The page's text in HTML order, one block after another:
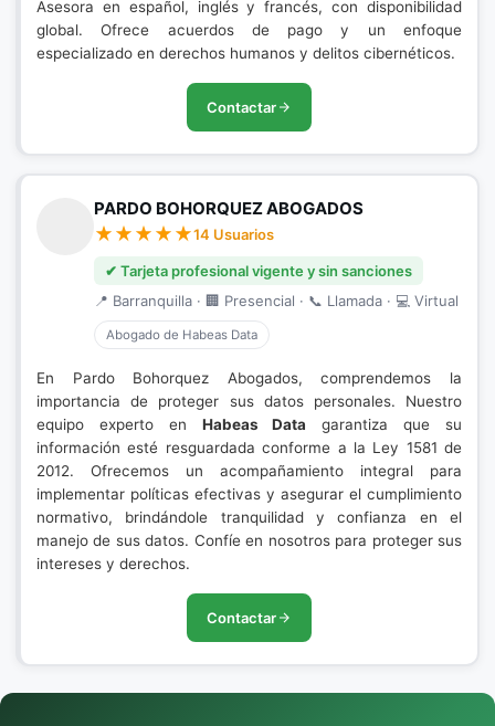
Asesora en español, inglés y francés, con disponibilidad
global. Ofrece acuerdos de pago y un enfoque
especializado en derechos humanos y delitos cibernéticos.
Contactar
PARDO BOHORQUEZ ABOGADOS
14 Usuarios
✔ Tarjeta profesional vigente y sin sanciones
📍 Barranquilla · 🏢 Presencial · 📞 Llamada · 💻 Virtual
Abogado de Habeas Data
En Pardo Bohorquez Abogados, comprendemos la
importancia de proteger sus datos personales. Nuestro
equipo experto en Habeas Data garantiza que su
información esté resguardada conforme a la Ley 1581 de
2012. Ofrecemos un acompañamiento integral para
implementar políticas efectivas y asegurar el cumplimiento
normativo, brindándole tranquilidad y confianza en el
manejo de sus datos. Confíe en nosotros para proteger sus
intereses y derechos.
Contactar